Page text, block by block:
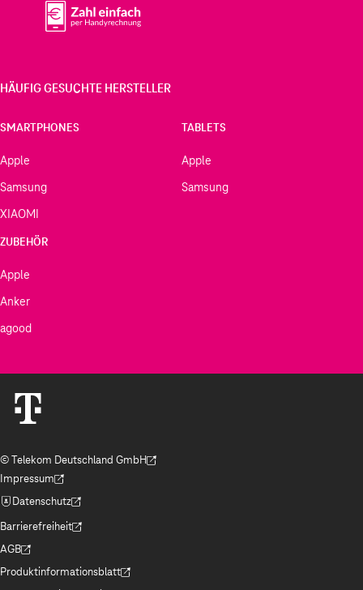
HÄUFIG GESUCHTE HERSTELLER
SMARTPHONES
Apple
Samsung
XIAOMI
TABLETS
Apple
Samsung
ZUBEHÖR
Apple
Anker
agood
© Telekom Deutschland GmbH
(Der Link wird in einem neuen Tab geöffnet)
Impressum
(Der Link wird in einem neuen Tab geöffnet)
Datenschutz
(Der Link wird in einem neuen Tab geöffnet)
Barrierefreiheit
(Der Link wird in einem neuen Tab geöffnet)
AGB
(Der Link wird in einem neuen Tab geöffnet)
Produktinformationsblatt
(Der Link wird in einem neuen Tab geöffnet)